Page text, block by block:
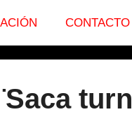
CONTACTO